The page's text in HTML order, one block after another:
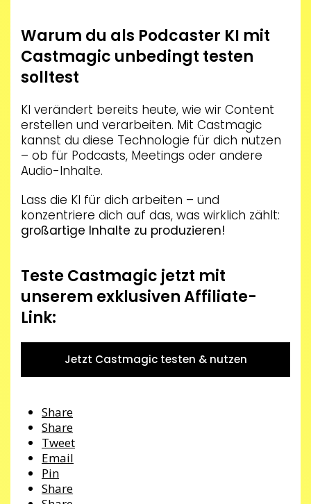
Warum du als Podcaster KI mit
Castmagic unbedingt testen
solltest
KI verändert bereits heute, wie wir Content
erstellen und verarbeiten. Mit Castmagic
kannst du diese Technologie für dich nutzen
– ob für Podcasts, Meetings oder andere
Audio-Inhalte.
Lass die KI für dich arbeiten – und
konzentriere dich auf das, was wirklich zählt:
großartige Inhalte zu produzieren!
Teste Castmagic jetzt mit
unserem exklusiven Affiliate-
Link:
Jetzt Castmagic testen & nutzen
Share
Share
Tweet
Email
Pin
Share